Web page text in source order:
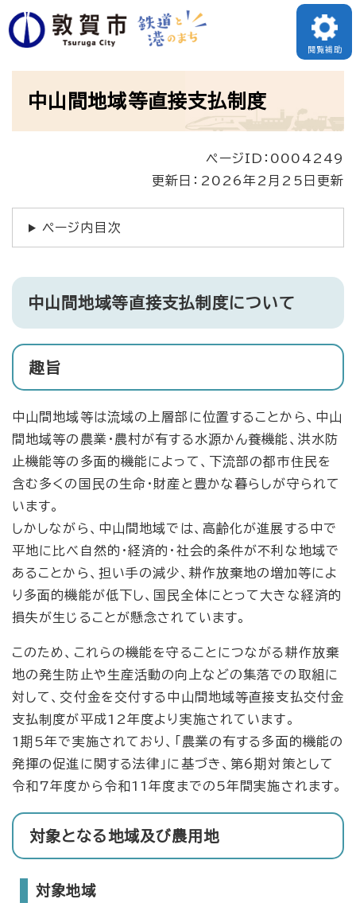
ペ
ー
閲覧補助
中山間地域等直接支払制度
ページID：0004249
更新日：2026年2月25日更新
ページ内目次
中山間地域等直接支払制度について
趣旨
中山間地域等は流域の上層部に位置することから、中山
間地域等の農業・農村が有する水源かん養機能、洪水防
止機能等の多面的機能によって、下流部の都市住民を
含む多くの国民の生命・財産と豊かな暮らしが守られて
います。
しかしながら、中山間地域では、高齢化が進展する中で
平地に比べ自然的・経済的・社会的条件が不利な地域で
あることから、担い手の減少、耕作放棄地の増加等によ
り多面的機能が低下し、国民全体にとって大きな経済的
損失が生じることが懸念されています。
このため、これらの機能を守ることにつながる耕作放棄
地の発生防止や生産活動の向上などの集落での取組に
対して、交付金を交付する中山間地域等直接支払交付金
支払制度が平成12年度より実施されています。
1期5年で実施されており、「農業の有する多面的機能の
発揮の促進に関する法律」に基づき、第6期対策として
令和7年度から令和11年度までの5年間実施されます。
対象となる地域及び農用地
対象地域